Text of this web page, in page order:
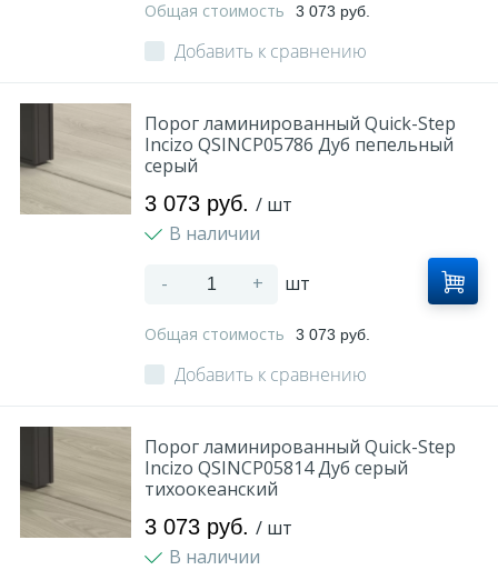
Общая стоимость 3 073 руб.
Добавить к сравнению
Порог ламинированный Quick-Step
Incizo QSINCP05786 Дуб пепельный
серый
3 073 руб. / шт
В наличии
- + шт
Общая стоимость 3 073 руб.
Добавить к сравнению
Порог ламинированный Quick-Step
Incizo QSINCP05814 Дуб серый
тихоокеанский
3 073 руб. / шт
В наличии